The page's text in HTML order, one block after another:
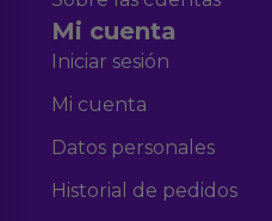
Mi cuenta
Iniciar sesión
Mi cuenta
Datos personales
Historial de pedidos